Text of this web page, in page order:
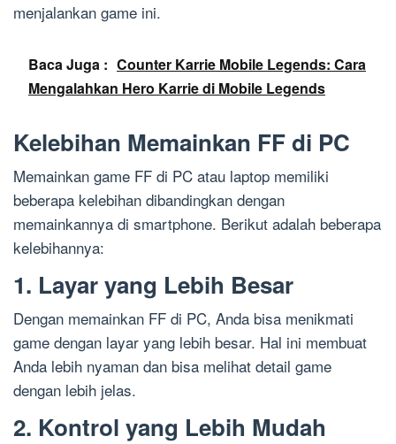
menjalankan game ini.
Baca Juga : Counter Karrie Mobile Legends: Cara
Mengalahkan Hero Karrie di Mobile Legends
Kelebihan Memainkan FF di PC
Memainkan game FF di PC atau laptop memiliki
beberapa kelebihan dibandingkan dengan
memainkannya di smartphone. Berikut adalah beberapa
kelebihannya:
1. Layar yang Lebih Besar
Dengan memainkan FF di PC, Anda bisa menikmati
game dengan layar yang lebih besar. Hal ini membuat
Anda lebih nyaman dan bisa melihat detail game
dengan lebih jelas.
2. Kontrol yang Lebih Mudah